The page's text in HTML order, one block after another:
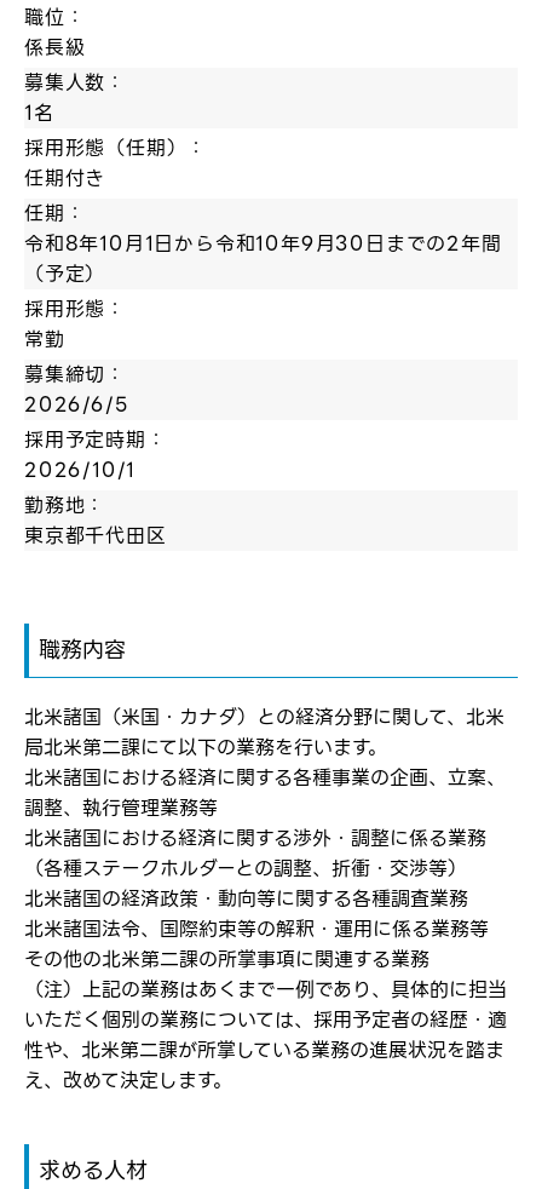
弊社ホームページの求人票をみて
応募した方へ
弊社ホームページの求人票をみて
応募し、転職を決めた方
ログイン
お気に入り登録にはログインが必要です
メールアドレス
パスワード
※パスワードを忘れた方は
職位：
係長級
募集人数：
1名
採用形態（任期）：
任期付き
任期：
令和8年10月1日から令和10年9月30日までの2年間
（予定）
採用形態：
常勤
募集締切：
2026/6/5
採用予定時期：
2026/10/1
勤務地：
東京都千代田区
職務内容
北米諸国（米国・カナダ）との経済分野に関して、北米
局北米第二課にて以下の業務を行います。
北米諸国における経済に関する各種事業の企画、立案、
調整、執行管理業務等
北米諸国における経済に関する渉外・調整に係る業務
（各種ステークホルダーとの調整、折衝・交渉等）
北米諸国の経済政策・動向等に関する各種調査業務
北米諸国法令、国際約束等の解釈・運用に係る業務等
その他の北米第二課の所掌事項に関連する業務
（注）上記の業務はあくまで一例であり、具体的に担当
いただく個別の業務については、採用予定者の経歴・適
性や、北米第二課が所掌している業務の進展状況を踏ま
え、改めて決定します。
求める人材